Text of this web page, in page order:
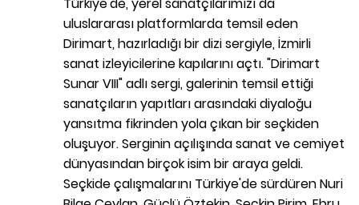
uluslararası platformlarda temsil eden
Dirimart, hazırladığı bir dizi sergiyle, İzmirli
sanat izleyicilerine kapılarını açtı. "Dirimart
Sunar VIII" adlı sergi, galerinin temsil ettiği
sanatçıların yapıtları arasındaki diyaloğu
yansıtma fikrinden yola çıkan bir seçkiden
oluşuyor. Serginin açılışında sanat ve cemiyet
dünyasından birçok isim bir araya geldi.
Seçkide çalışmalarını Türkiye'de sürdüren Nuri